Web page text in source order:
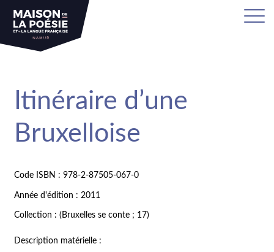
Itinéraire d’une
Bruxelloise
Code ISBN : 978-2-87505-067-0
Année d'édition : 2011
Collection : (Bruxelles se conte ; 17)
Description matérielle :